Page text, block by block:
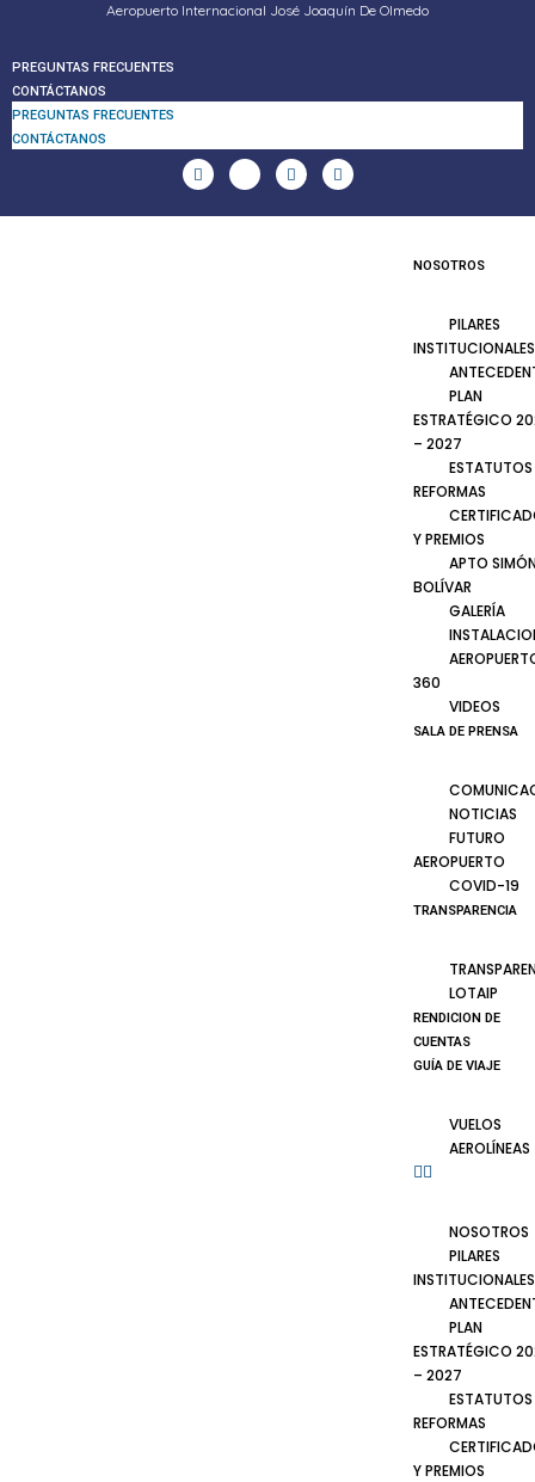
Aeropuerto Internacional José Joaquín De Olmedo
PREGUNTAS FRECUENTES
CONTÁCTANOS
PREGUNTAS FRECUENTES
CONTÁCTANOS
NOSOTROS
PILARES
INSTITUCIONALES
PLAN
ESTRATÉGICO
– 2027
ESTATUTOS
REFORMAS
Y PREMIOS
APTO
BOLÍVAR
GALERÍA
360
VIDEOS
SALA DE PRENSA
NOTICIAS
FUTURO
AEROPUERTO
COVID-19
TRANSPARENCIA
LOTAIP
RENDICION DE
CUENTAS
GUÍA DE VIAJE
VUELOS
AEROLÍNEAS
NOSOTROS
PILARES
INSTITUCIONALES
PLAN
ESTRATÉGICO
– 2027
ESTATUTOS
REFORMAS
Y PREMIOS